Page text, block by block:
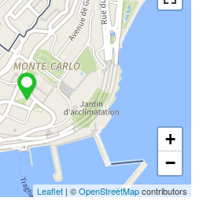
+
−
Leaflet | ©OpenStreetMapcontributors